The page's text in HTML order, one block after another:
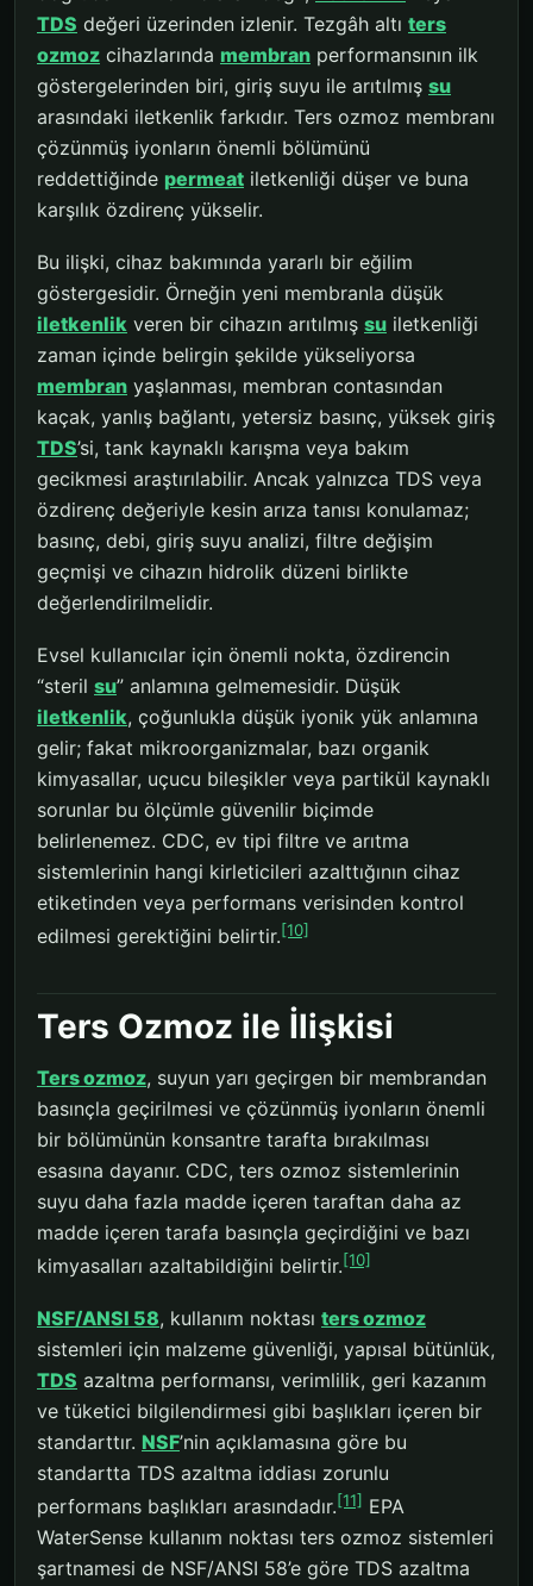
TDS değeri üzerinden izlenir. Tezgâh altı ters
ozmoz cihazlarında membran performansının ilk
göstergelerinden biri, giriş suyu ile arıtılmış su
arasındaki iletkenlik farkıdır. Ters ozmoz membranı
çözünmüş iyonların önemli bölümünü
reddettiğinde permeat iletkenliği düşer ve buna
karşılık özdirenç yükselir.
Bu ilişki, cihaz bakımında yararlı bir eğilim
göstergesidir. Örneğin yeni membranla düşük
iletkenlik veren bir cihazın arıtılmış su iletkenliği
zaman içinde belirgin şekilde yükseliyorsa
membran yaşlanması, membran contasından
kaçak, yanlış bağlantı, yetersiz basınç, yüksek giriş
TDS’si, tank kaynaklı karışma veya bakım
gecikmesi araştırılabilir. Ancak yalnızca TDS veya
özdirenç değeriyle kesin arıza tanısı konulamaz;
basınç, debi, giriş suyu analizi, filtre değişim
geçmişi ve cihazın hidrolik düzeni birlikte
değerlendirilmelidir.
Evsel kullanıcılar için önemli nokta, özdirencin
“steril su” anlamına gelmemesidir. Düşük
iletkenlik, çoğunlukla düşük iyonik yük anlamına
gelir; fakat mikroorganizmalar, bazı organik
kimyasallar, uçucu bileşikler veya partikül kaynaklı
sorunlar bu ölçümle güvenilir biçimde
belirlenemez. CDC, ev tipi filtre ve arıtma
sistemlerinin hangi kirleticileri azalttığının cihaz
etiketinden veya performans verisinden kontrol
edilmesi gerektiğini belirtir.[10]
Ters Ozmoz ile İlişkisi
Ters ozmoz, suyun yarı geçirgen bir membrandan
basınçla geçirilmesi ve çözünmüş iyonların önemli
bir bölümünün konsantre tarafta bırakılması
esasına dayanır. CDC, ters ozmoz sistemlerinin
suyu daha fazla madde içeren taraftan daha az
madde içeren tarafa basınçla geçirdiğini ve bazı
kimyasalları azaltabildiğini belirtir.[10]
NSF/ANSI 58, kullanım noktası ters ozmoz
sistemleri için malzeme güvenliği, yapısal bütünlük,
TDS azaltma performansı, verimlilik, geri kazanım
ve tüketici bilgilendirmesi gibi başlıkları içeren bir
standarttır. NSF’nin açıklamasına göre bu
standartta TDS azaltma iddiası zorunlu
performans başlıkları arasındadır.[11] EPA
WaterSense kullanım noktası ters ozmoz sistemleri
şartnamesi de NSF/ANSI 58’e göre TDS azaltma